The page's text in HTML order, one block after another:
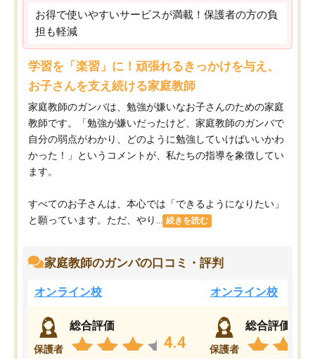
お得で使いやすいサービスが満載！保護者の方の負
担も軽減
学習を「楽習」に！頑張れるきっかけを与え、
お子さんを支え続ける家庭教師
家庭教師のガンバは、勉強が嫌いなお子さんのための家庭
教師です。「勉強が嫌いだったけど、家庭教師のガンバで
自分の弱点がわかり、どのように勉強していけばいいかわ
かった！」というコメントが、私たちの指導を象徴してい
ます。
すべてのお子さんは、本心では「できるようになりたい」
と願っています。ただ、やり...
続きを読む
家庭教師のガンバの口コミ・評判
オンライン校
保護者
総合評価
4.4
オンライン校
保護者
総合評価